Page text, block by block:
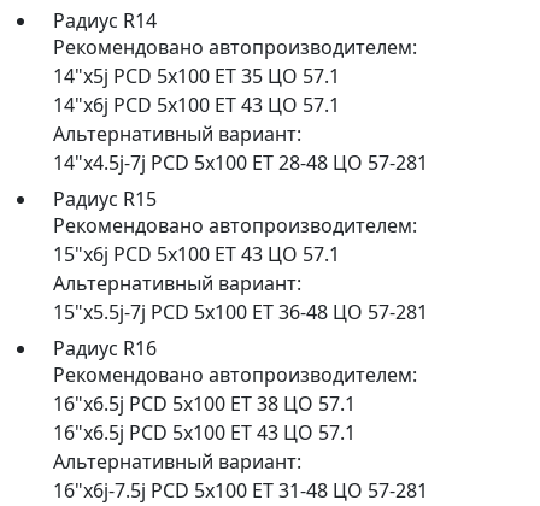
Радиус R14
Рекомендовано автопроизводителем:
14"x5j PCD 5x100 ET 35 ЦО 57.1
14"x6j PCD 5x100 ET 43 ЦО 57.1
Альтернативный вариант:
14"x4.5j-7j PCD 5x100 ET 28-48 ЦО 57-281
Радиус R15
Рекомендовано автопроизводителем:
15"x6j PCD 5x100 ET 43 ЦО 57.1
Альтернативный вариант:
15"x5.5j-7j PCD 5x100 ET 36-48 ЦО 57-281
Радиус R16
Рекомендовано автопроизводителем:
16"x6.5j PCD 5x100 ET 38 ЦО 57.1
16"x6.5j PCD 5x100 ET 43 ЦО 57.1
Альтернативный вариант:
16"x6j-7.5j PCD 5x100 ET 31-48 ЦО 57-281